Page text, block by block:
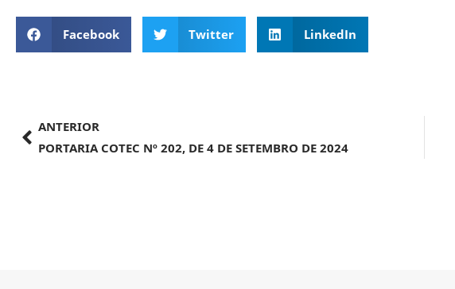
Facebook Twitter LinkedIn
ANTERIOR
PORTARIA COTEC Nº 202, DE 4 DE SETEMBRO DE 2024